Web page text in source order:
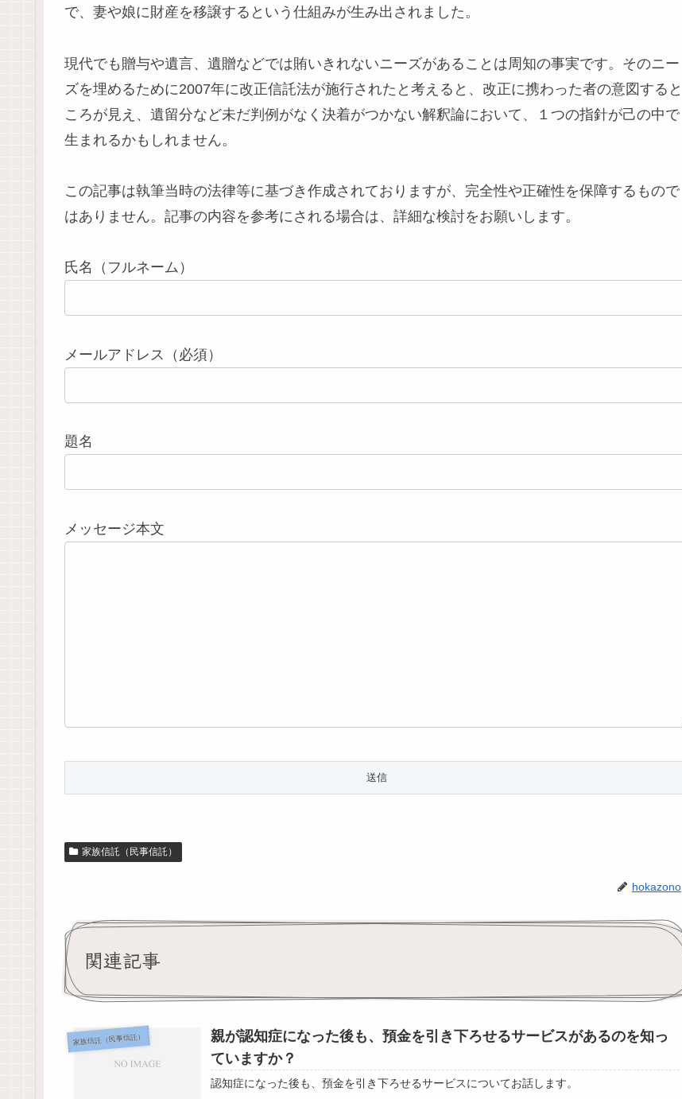
で、妻や娘に財産を移譲するという仕組みが生み出されました。
現代でも贈与や遺言、遺贈などでは賄いきれないニーズがあることは周知の事実です。そのニー
ズを埋めるために2007年に改正信託法が施行されたと考えると、改正に携わった者の意図すると
ころが見え、遺留分など未だ判例がなく決着がつかない解釈論において、１つの指針が己の中で
生まれるかもしれません。
この記事は執筆当時の法律等に基づき作成されておりますが、完全性や正確性を保障するもので
はありません。記事の内容を参考にされる場合は、詳細な検討をお願いします。
氏名（フルネーム）
メールアドレス（必須）
題名
メッセージ本文
家族信託（民事信託）
hokazono
関連記事
家族信託（民事信託）
親が認知症になった後も、預金を引き下ろせるサービスがあるのを知っ
ていますか？
認知症になった後も、預金を引き下ろせるサービスについてお話します。